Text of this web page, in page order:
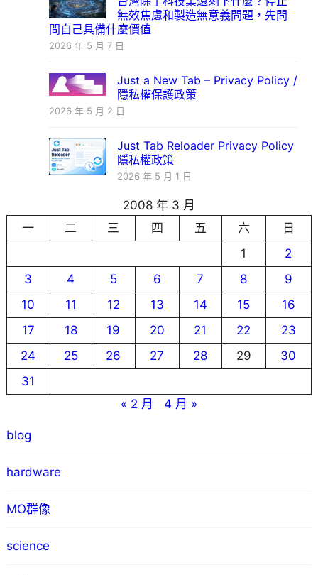
無效焦慮和製造無意義問題，先問
問自己具備什麼價值
2026 年 5 月 7 日
Just a New Tab – Privacy Policy /
隱私權保護政策
2026 年 5 月 2 日
Just Tab Reloader Privacy Policy
隱私權政策
2026 年 5 月 1 日
2008 年 3 月
一
二 三 四 五 六
日
1
2
3
4 5 6 7 8
9
10
11 12 13 14 15
16
17
18 19 20 21 22
23
24
25 26 27 28 29
30
31
« 2 月
4 月 »
blog
hardware
MO群像
science